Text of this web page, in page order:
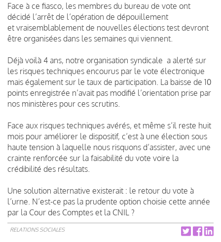
Face à ce fiasco, les membres du bureau de vote ont
décidé l’arrêt de l’opération de dépouillement
et vraisemblablement de nouvelles élections test devront
être organisées dans les semaines qui viennent.
Déjà voilà 4 ans, notre organisation syndicale a alerté sur
les risques techniques encourus par le vote électronique
mais également sur le taux de participation. La baisse de 10
points enregistrée n’avait pas modifié l’orientation prise par
nos ministères pour ces scrutins.
Face aux risques techniques avérés, et même s’il reste huit
mois pour améliorer le dispositif, c’est à une élection sous
haute tension à laquelle nous risquons d’assister, avec une
crainte renforcée sur la faisabilité du vote voire la
crédibilité des résultats.
Une solution alternative existerait : le retour du vote à
l’urne. N’est-ce pas la prudente option choisie cette année
par la Cour des Comptes et la CNIL ?
RELATIONS SOCIALES